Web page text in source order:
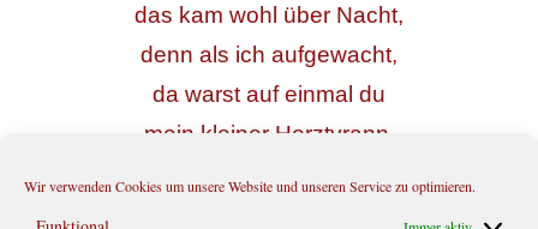
Wir verwenden Cookies um unsere Website und unseren Service zu optimieren.
das kam wohl über Nacht,
denn als ich aufgewacht,
da warst auf einmal du
mein kleiner Herztyrann.